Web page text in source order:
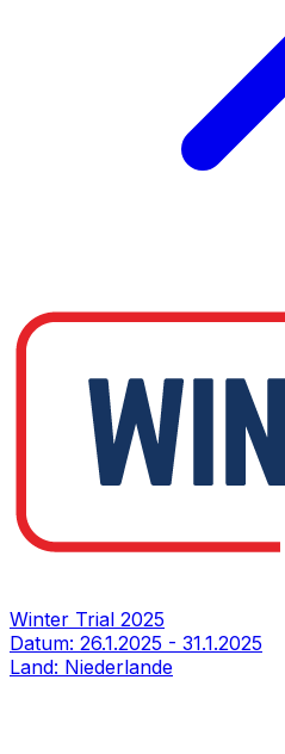
Winter Trial 2025
Datum: 26.1.2025 - 31.1.2025
Land: Niederlande